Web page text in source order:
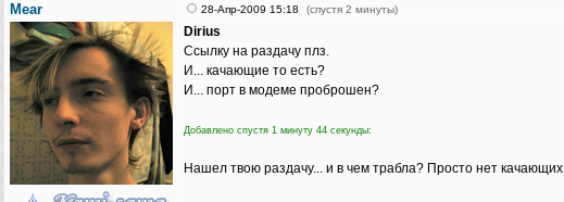
Mear 28-Апр-2009 15:18 (спустя 2 минуты)
Dirius
Ссылку на раздачу плз.
И... качающие то есть?
И... порт в модеме проброшен?
Добавлено спустя 1 минуту 44 секунды:
Нашел твою раздачу... и в чем трабла? Просто нет качающих